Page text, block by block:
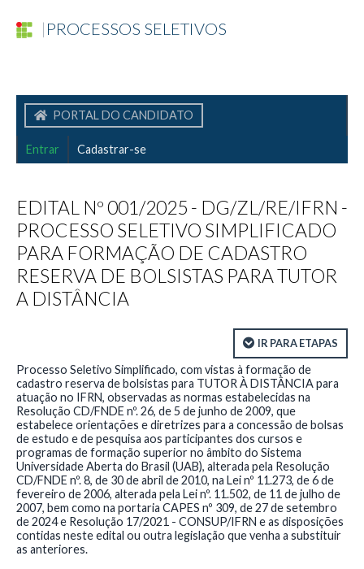
| PROCESSOS SELETIVOS
PORTAL DO CANDIDATO
Entrar Cadastrar-se
EDITAL Nº 001/2025 - DG/ZL/RE/IFRN -
PROCESSO SELETIVO SIMPLIFICADO
PARA FORMAÇÃO DE CADASTRO
RESERVA DE BOLSISTAS PARA TUTOR
A DISTÂNCIA
IR PARA ETAPAS
Processo Seletivo Simplificado, com vistas à formação de
cadastro reserva de bolsistas para TUTOR À DISTÂNCIA para
atuação no IFRN, observadas as normas estabelecidas na
Resolução CD/FNDE nº. 26, de 5 de junho de 2009, que
estabelece orientações e diretrizes para a concessão de bolsas
de estudo e de pesquisa aos participantes dos cursos e
programas de formação superior no âmbito do Sistema
Universidade Aberta do Brasil (UAB), alterada pela Resolução
CD/FNDE nº. 8, de 30 de abril de 2010, na Lei nº 11.273, de 6 de
fevereiro de 2006, alterada pela Lei nº. 11.502, de 11 de julho de
2007, bem como na portaria CAPES nº 309, de 27 de setembro
de 2024 e Resolução 17/2021 - CONSUP/IFRN e as disposições
contidas neste edital ou outra legislação que venha a substituir
as anteriores.